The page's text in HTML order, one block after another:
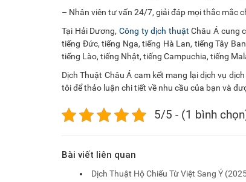
– Nhân viên tư vấn 24/7, giải đáp mọi thắc mắc
Tại Hải Dương, Công ty dịch thuật Châu Á cung
tiếng Đức, tiếng Nga, tiếng Hà Lan, tiếng Tây
tiếng Lào, tiếng Nhật, tiếng Campuchia, tiếng
Dịch Thuật Châu Á cam kết mang lại dịch vụ
tôi để thảo luận chi tiết về nhu cầu của bạn và
5/5 - (1 bình
Bài viết liên quan
Dịch Thuật Hộ Chiếu Từ Việt Sang Ý